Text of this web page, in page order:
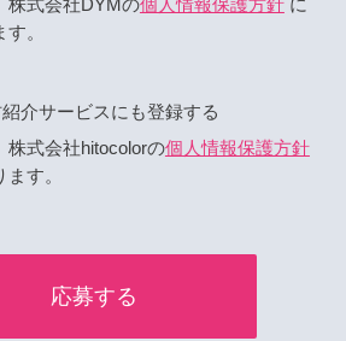
株式会社DYMの個人情報保護方針に
。
介サービスにも登録する
株式会社hitocolorの個人情報保護方針
す。